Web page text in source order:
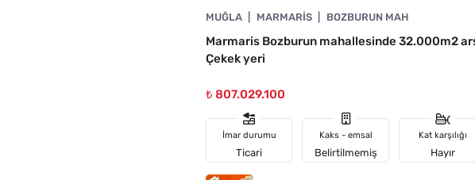
MUĞLA MARMARIS BOZBURUN MAH
Marmaris Bozburun mahallesinde 32.000m2
Çekek yeri
₺ 807.029.100
İmar durumu
Ticari
Kaks - emsal
Belirtilmemiş
Kat karşılığı
Hayır